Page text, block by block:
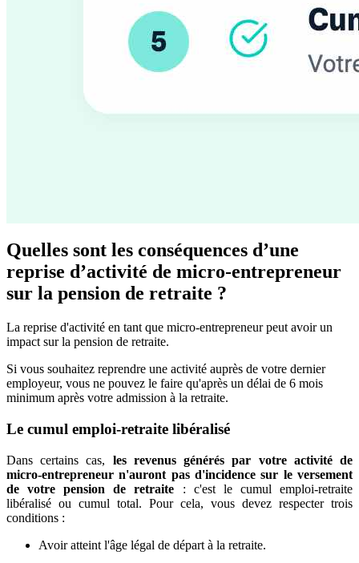
Quelles sont les conséquences d’une
reprise d’activité de micro-entrepreneur
sur la pension de retraite ?
La reprise d'activité en tant que micro-entrepreneur peut avoir un
impact sur la pension de retraite.
Si vous souhaitez reprendre une activité auprès de votre dernier
employeur, vous ne pouvez le faire qu'après un délai de 6 mois
minimum après votre admission à la retraite.
Le cumul emploi-retraite libéralisé
Dans certains cas, les revenus générés par votre activité de
micro-entrepreneur n'auront pas d'incidence sur le versement
de votre pension de retraite : c'est le cumul emploi-retraite
libéralisé ou cumul total. Pour cela, vous devez respecter trois
conditions :
Avoir atteint l'âge légal de départ à la retraite.